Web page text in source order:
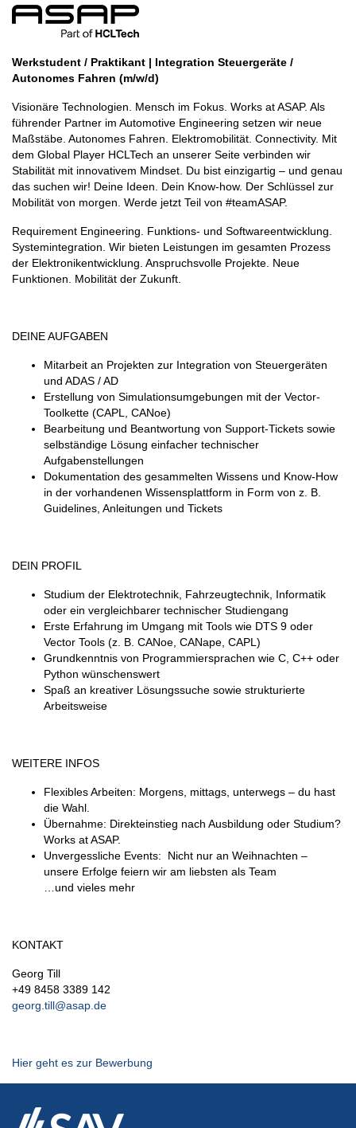
Werkstudent / Praktikant | Integration Steuergeräte /
Autonomes Fahren (m/w/d)
Visionäre Technologien. Mensch im Fokus. Works at ASAP. Als
führender Partner im Automotive Engineering setzen wir neue
Maßstäbe. Autonomes Fahren. Elektromobilität. Connectivity. Mit
dem Global Player HCLTech an unserer Seite verbinden wir
Stabilität mit innovativem Mindset. Du bist einzigartig – und genau
das suchen wir! Deine Ideen. Dein Know-how. Der Schlüssel zur
Mobilität von morgen. Werde jetzt Teil von #teamASAP.
Requirement Engineering. Funktions- und Softwareentwicklung.
Systemintegration. Wir bieten Leistungen im gesamten Prozess
der Elektronikentwicklung. Anspruchsvolle Projekte. Neue
Funktionen. Mobilität der Zukunft.
DEINE AUFGABEN
Mitarbeit an Projekten zur Integration von Steuergeräten
und ADAS / AD
Erstellung von Simulationsumgebungen mit der Vector-
Toolkette (CAPL, CANoe)
Bearbeitung und Beantwortung von Support-Tickets sowie
selbständige Lösung einfacher technischer
Aufgabenstellungen
Dokumentation des gesammelten Wissens und Know-How
in der vorhandenen Wissensplattform in Form von z. B.
Guidelines, Anleitungen und Tickets
DEIN PROFIL
Studium der Elektrotechnik, Fahrzeugtechnik, Informatik
oder ein vergleichbarer technischer Studiengang
Erste Erfahrung im Umgang mit Tools wie DTS 9 oder
Vector Tools (z. B. CANoe, CANape, CAPL)
Grundkenntnis von Programmiersprachen wie C, C++ oder
Python wünschenswert
Spaß an kreativer Lösungssuche sowie strukturierte
Arbeitsweise
WEITERE INFOS
Flexibles Arbeiten: Morgens, mittags, unterwegs – du hast
die Wahl.
Übernahme: Direkteinstieg nach Ausbildung oder Studium?
Works at ASAP.
Unvergessliche Events: Nicht nur an Weihnachten –
unsere Erfolge feiern wir am liebsten als Team
…und vieles mehr
KONTAKT
Georg Till
+49 8458 3389 142
georg.till@asap.de
Hier geht es zur Bewerbung